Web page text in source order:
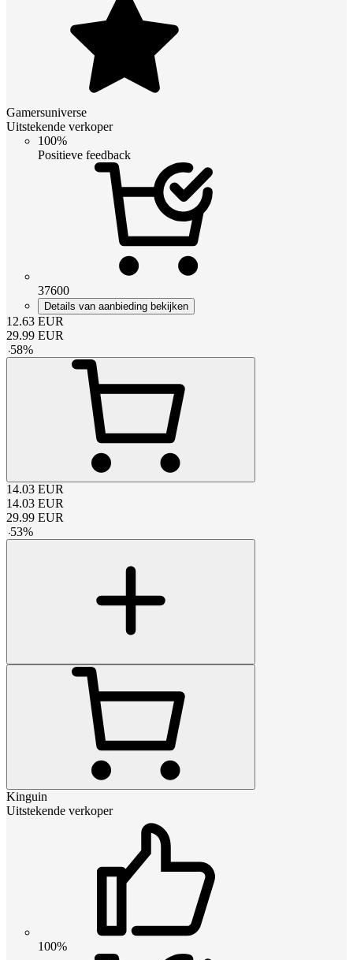
Gamersuniverse
Uitstekende verkoper
100%
Positieve feedback
37600
Details van aanbieding bekijken
12.63 EUR
29.99 EUR
-58%
14.03 EUR
14.03 EUR
29.99 EUR
-53%
Kinguin
Uitstekende verkoper
100%